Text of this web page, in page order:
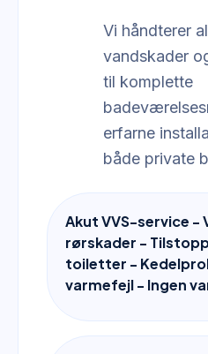
Vi håndterer
vandskader
til komplette
erfarne
både private
Akut VVS-service -
rørskader -
toiletter -
varmefejl - Ingen